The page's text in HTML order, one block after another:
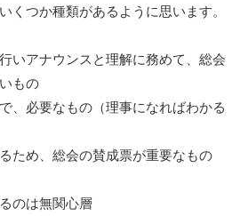
くつか種類があるように思います。
いアナウンスと理解に務めて、総会
もの
、必要なもの（理事になればわかる
ため、総会の賛成票が重要なもの
のは無関心層